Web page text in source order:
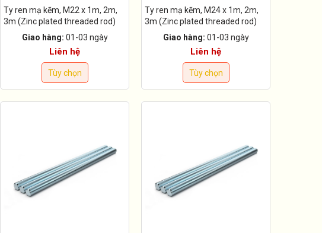
Ty ren mạ kẽm, M22 x 1m, 2m,
3m (Zinc plated threaded rod)
Giao hàng: 01-03 ngày
Liên hệ
Tùy chọn
Ty ren mạ kẽm, M24 x 1m, 2m,
3m (Zinc plated threaded rod)
Giao hàng: 01-03 ngày
Liên hệ
Tùy chọn